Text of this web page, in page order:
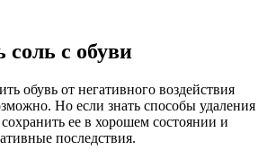
соль с обуви
обувь от негативного воздействия
Но если знать способы удаления
ее в хорошем состоянии и
последствия.